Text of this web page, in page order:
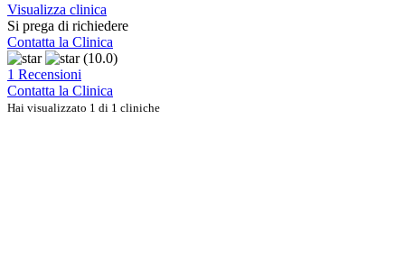
Visualizza clinica
Si prega di richiedere
Contatta la Clinica
(10.0)
1 Recensioni
Contatta la Clinica
Hai visualizzato 1 di 1 cliniche